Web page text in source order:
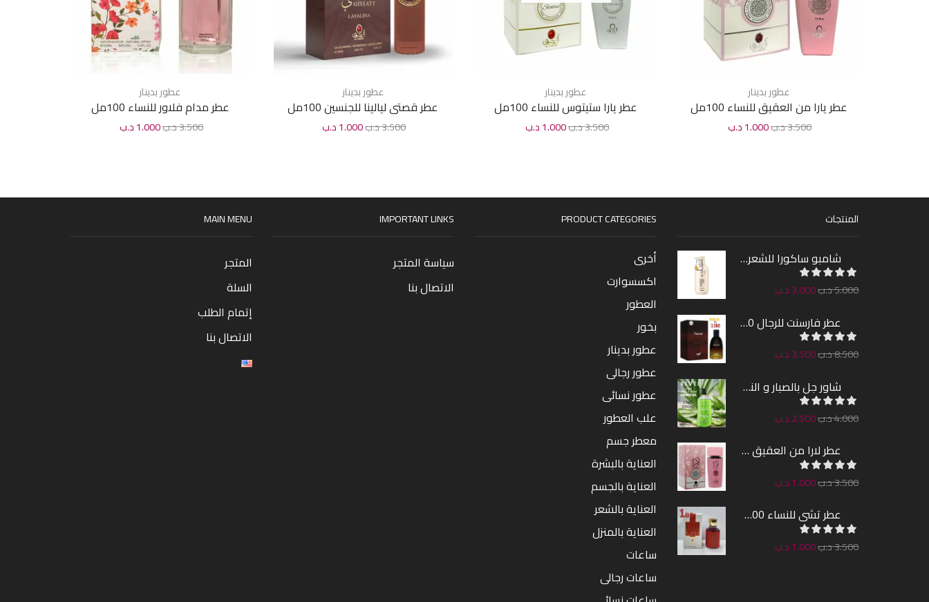
عطور بدينار
عطر يارا من العقيق للنساء 100مل
3.500د.ب1.000د.ب
عطور بدينار
عطر يارا ستيتوس للنساء 100مل
3.500د.ب1.000د.ب
عطور بدينار
عطر قصتى ليالينا للجنسين 100مل
3.500د.ب1.000د.ب
عطور بدينار
عطر مدام فلاور للنساء 100مل
3.500د.ب1.000د.ب
MAIN MENU
المتجر
السلة
إتمام الطلب
الاتصال بنا
IMPORTANT LINKS
سياسة المتجر
الاتصال بنا
PRODUCT CATEGORIES
أخرى
اكسسوارت
العطور
بخور
عطور بدينار
عطور رجالى
عطور نسائى
علب العطور
معطر جسم
العناية بالبشرة
العناية بالجسم
العناية بالشعر
العناية بالمنزل
ساعات
ساعات رجالى
المنتجات
شامبو ساكورا للشعر 300مل
5.000د.ب3.000د.ب
عطر فارسنت للرجال 100مل
8.500د.ب3.500د.ب
شاور جل بالصبار و النعناع من ريفيل 1000مل
4.000د.ب2.500د.ب
عطر لارا من العقيق 100مل
3.500د.ب1.000د.ب
عطر تشى للنساء 100مل
3.500د.ب1.000د.ب